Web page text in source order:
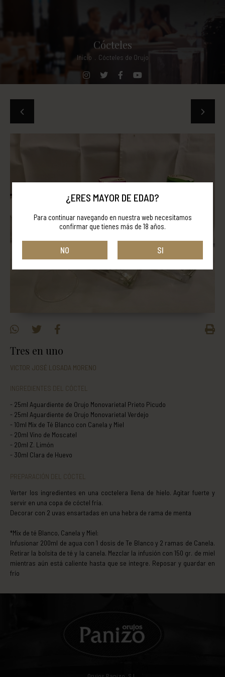
Cócteles
Inicio Cócteles de Orujo
Tres en uno
VICTOR JOSÉ LOSADA MORENO
INGREDIENTES DEL CÓCTEL
25ml Aguardiente de Orujo Monovarietal Prieto Picudo
25ml Aguardiente de Orujo Monovarietal Verdejo
10ml Mix de Té Blanco con Canela y Miel
20ml Vino de Moscatel
20ml Z. Limón
30ml Clara de Huevo
PREPARACIÓN DEL CÓCTEL
Verter los ingredientes en una coctelera llena de hielo. Agitar fuerte y
servir en una copa de cóctel fría.
Decorar con 2 uvas ensartadas en una hebra de rama de menta
*Mix de té Blanco, Canela y Miel:
Infusionar 200ml de agua con 1 dosis de Te Blanco y 2 ramas de Canela.
Retirar la bolsita de té y la canela. Mezclar la infusión con 150 gr. de miel
mientras aún está caliente hasta que se integre. Reposar y guardar en
frío
¿ERES MAYOR DE EDAD?
Para continuar navegando en nuestra web necesitamos
confirmar que tienes más de 18 años.
NO SI